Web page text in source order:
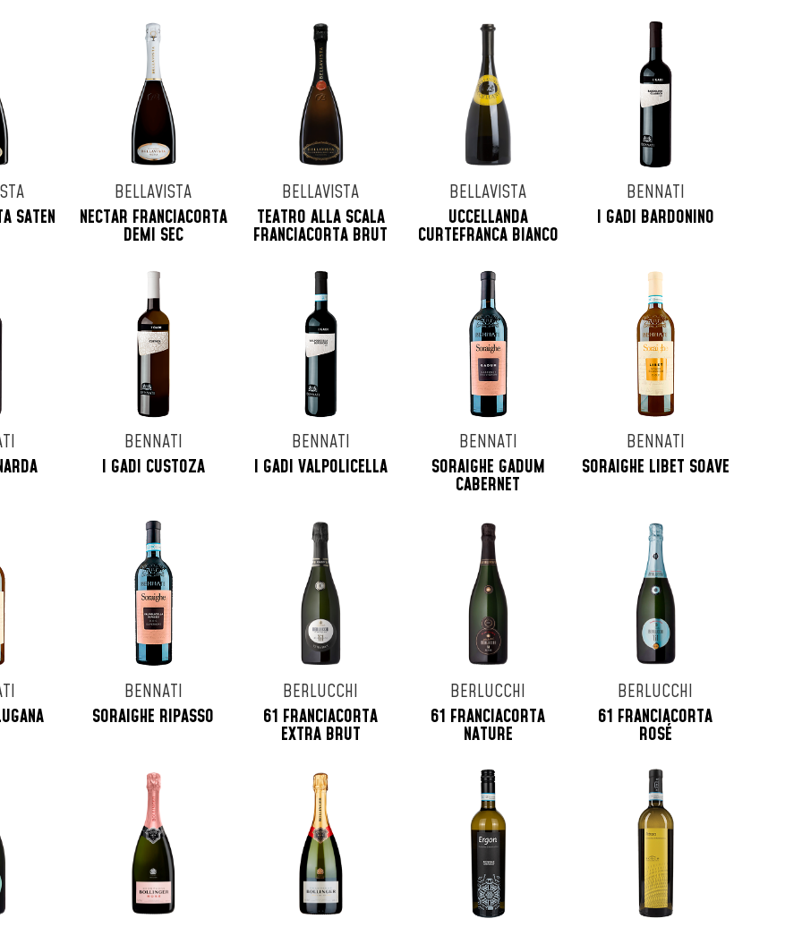
SATEN
BELLAVISTA
NECTAR FRANCIACORTA
DEMI SEC
BELLAVISTA
TEATRO ALLA SCALA
FRANCIACORTA BRUT
BELLAVISTA
UCCELLANDA
CURTEFRANCA BIANCO
BENNATI
I GADI BARDONINO
BENNATI
I GADI CUSTOZA
BENNATI
I GADI VALPOLICELLA
BENNATI
SORAIGHE GADUM
CABERNET
BENNATI
SORAIGHE LIBET SOAVE
BENNATI
SORAIGHE RIPASSO
BERLUCCHI
61 FRANCIACORTA
EXTRA BRUT
BERLUCCHI
61 FRANCIACORTA
NATURE
BERLUCCHI
61 FRANCIACORTA
ROSÉ